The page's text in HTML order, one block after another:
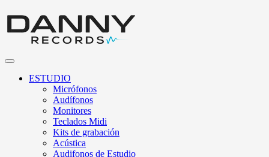
ESTUDIO
Micrófonos
Audífonos
Monitores
Teclados Midi
Kits de grabación
Acústica
Audifonos de Estudio